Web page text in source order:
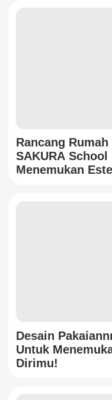
Rancang
SAKURA
Menemukan
Desain
Untuk
Dirimu!